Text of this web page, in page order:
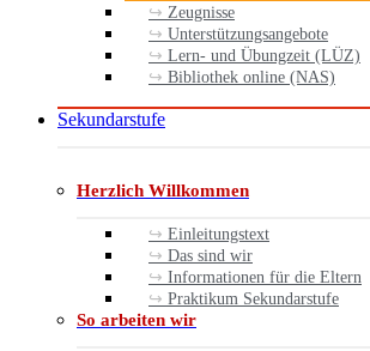
Zeugnisse
Unterstützungsangebote
Lern- und Übungzeit (LÜZ)
Bibliothek online (NAS)
Sekundarstufe
Herzlich Willkommen
Einleitungstext
Das sind wir
Informationen für die Eltern
Praktikum Sekundarstufe
So arbeiten wir